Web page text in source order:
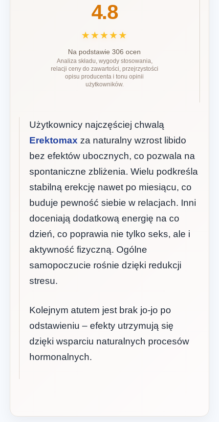
4.8
★★★★★
Na podstawie 306 ocen
Analiza składu, wygody stosowania,
relacji ceny do zawartości, przejrzystości
opisu producenta i tonu opinii
użytkowników.
Użytkownicy najczęściej chwalą
Erektomax za naturalny wzrost libido
bez efektów ubocznych, co pozwala na
spontaniczne zbliżenia. Wielu podkreśla
stabilną erekcję nawet po miesiącu, co
buduje pewność siebie w relacjach. Inni
doceniają dodatkową energię na co
dzień, co poprawia nie tylko seks, ale i
aktywność fizyczną. Ogólne
samopoczucie rośnie dzięki redukcji
stresu.
Kolejnym atutem jest brak jo-jo po
odstawieniu – efekty utrzymują się
dzięki wsparciu naturalnych procesów
hormonalnych.